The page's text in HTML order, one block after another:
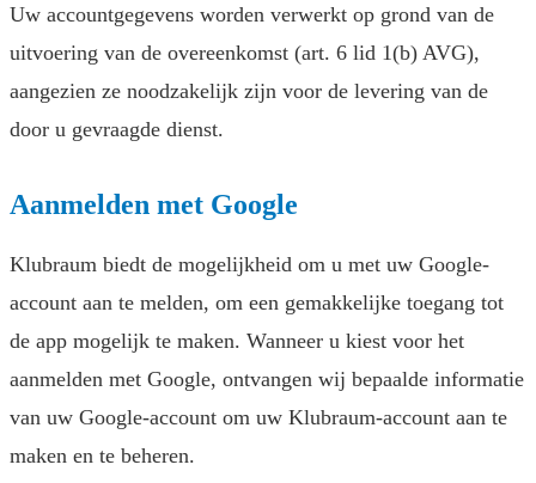
Uw accountgegevens worden verwerkt op grond van de
uitvoering van de overeenkomst (art. 6 lid 1(b) AVG),
aangezien ze noodzakelijk zijn voor de levering van de
door u gevraagde dienst.
Aanmelden met Google
Klubraum biedt de mogelijkheid om u met uw Google-
account aan te melden, om een gemakkelijke toegang tot
de app mogelijk te maken. Wanneer u kiest voor het
aanmelden met Google, ontvangen wij bepaalde informatie
van uw Google-account om uw Klubraum-account aan te
maken en te beheren.